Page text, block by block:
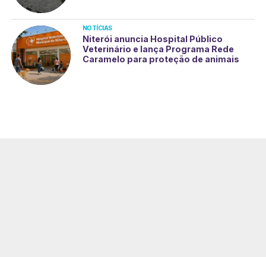
NOTÍCIAS
Niterói anuncia Hospital Público
Veterinário e lança Programa Rede
Caramelo para proteção de animais